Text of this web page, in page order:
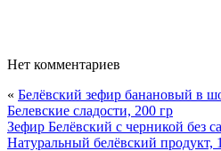
Нет комментариев
« Белёвский зефир банановый в
Белевские сладости, 200 гр
Зефир Белёвский с черникой без
Натуральный белёвский продукт,